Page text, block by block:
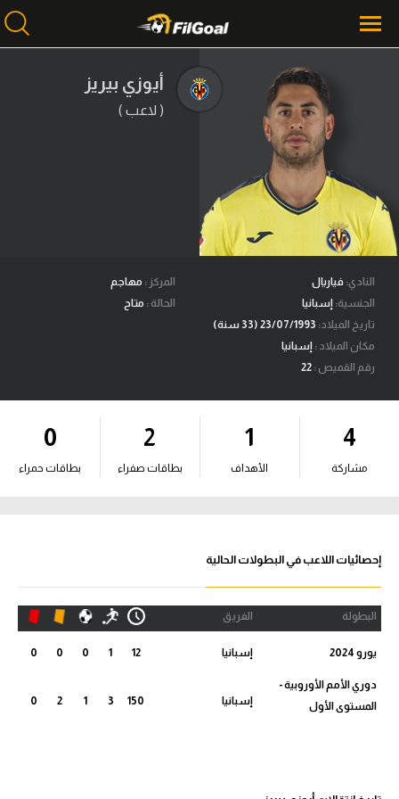
محتوى إخباري
الرئيسية
أخبار
مباريات
ميركاتو
فانتازي في الجول
مسابقة التوقعات
فيديوهات
آراء حرة
ركن الألعاب
الدوري المصري
الدوري الإنجليزي الممتاز
الدوري الإيطالي
الدوري الفرنسي
أيوزي بيريز
( لاعب )
النادي: فياريال
الجنسية: إسبانيا
تاريخ الميلاد:
مكان الميلاد : إسبانيا
رقم القميص :
المركز : مهاجم
الحالة : متاح
4
مشاركة
1
الأهداف
2
بطاقات صفراء
0
بطاقات حمراء
إحصائيات اللاعب في البطولات الحالية
البطولة الفريق
يورو 2024 إسبانيا 12
1
0
0
0
دوري الأمم الأوروبية -
المستوى الأول
إسبانيا 150
3
1
2
0